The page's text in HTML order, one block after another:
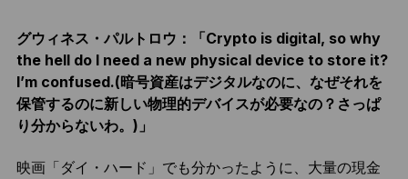
グウィネス・パルトロウ：「Crypto is digital, so why
the hell do I need a new physical device to store it?
I’m confused.(暗号資産はデジタルなのに、なぜそれを
保管するのに新しい物理的デバイスが必要なの？さっぱ
り分からないわ。)」
映画「ダイ・ハード」でも分かったように、大量の現金